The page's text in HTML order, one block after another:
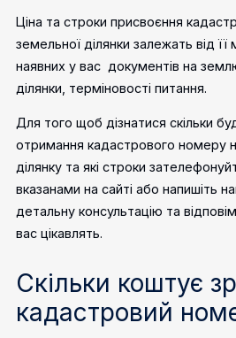
Ціна та строки присвоєння
земельної ділянки залежать від її
наявних у вас документів на
ділянки, терміновості питання.
Для того щоб дізнатися скільки
отримання кадастрового номеру
ділянку та які строки
вказанами на сайті або напишіть
детальну консультацію та
вас цікавлять.
Скільки коштує
кадастровий